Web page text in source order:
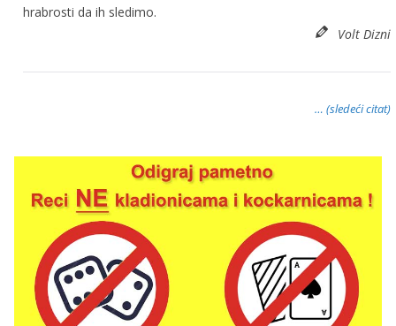
hrabrosti da ih sledimo.
Volt Dizni
… (sledeći citat)